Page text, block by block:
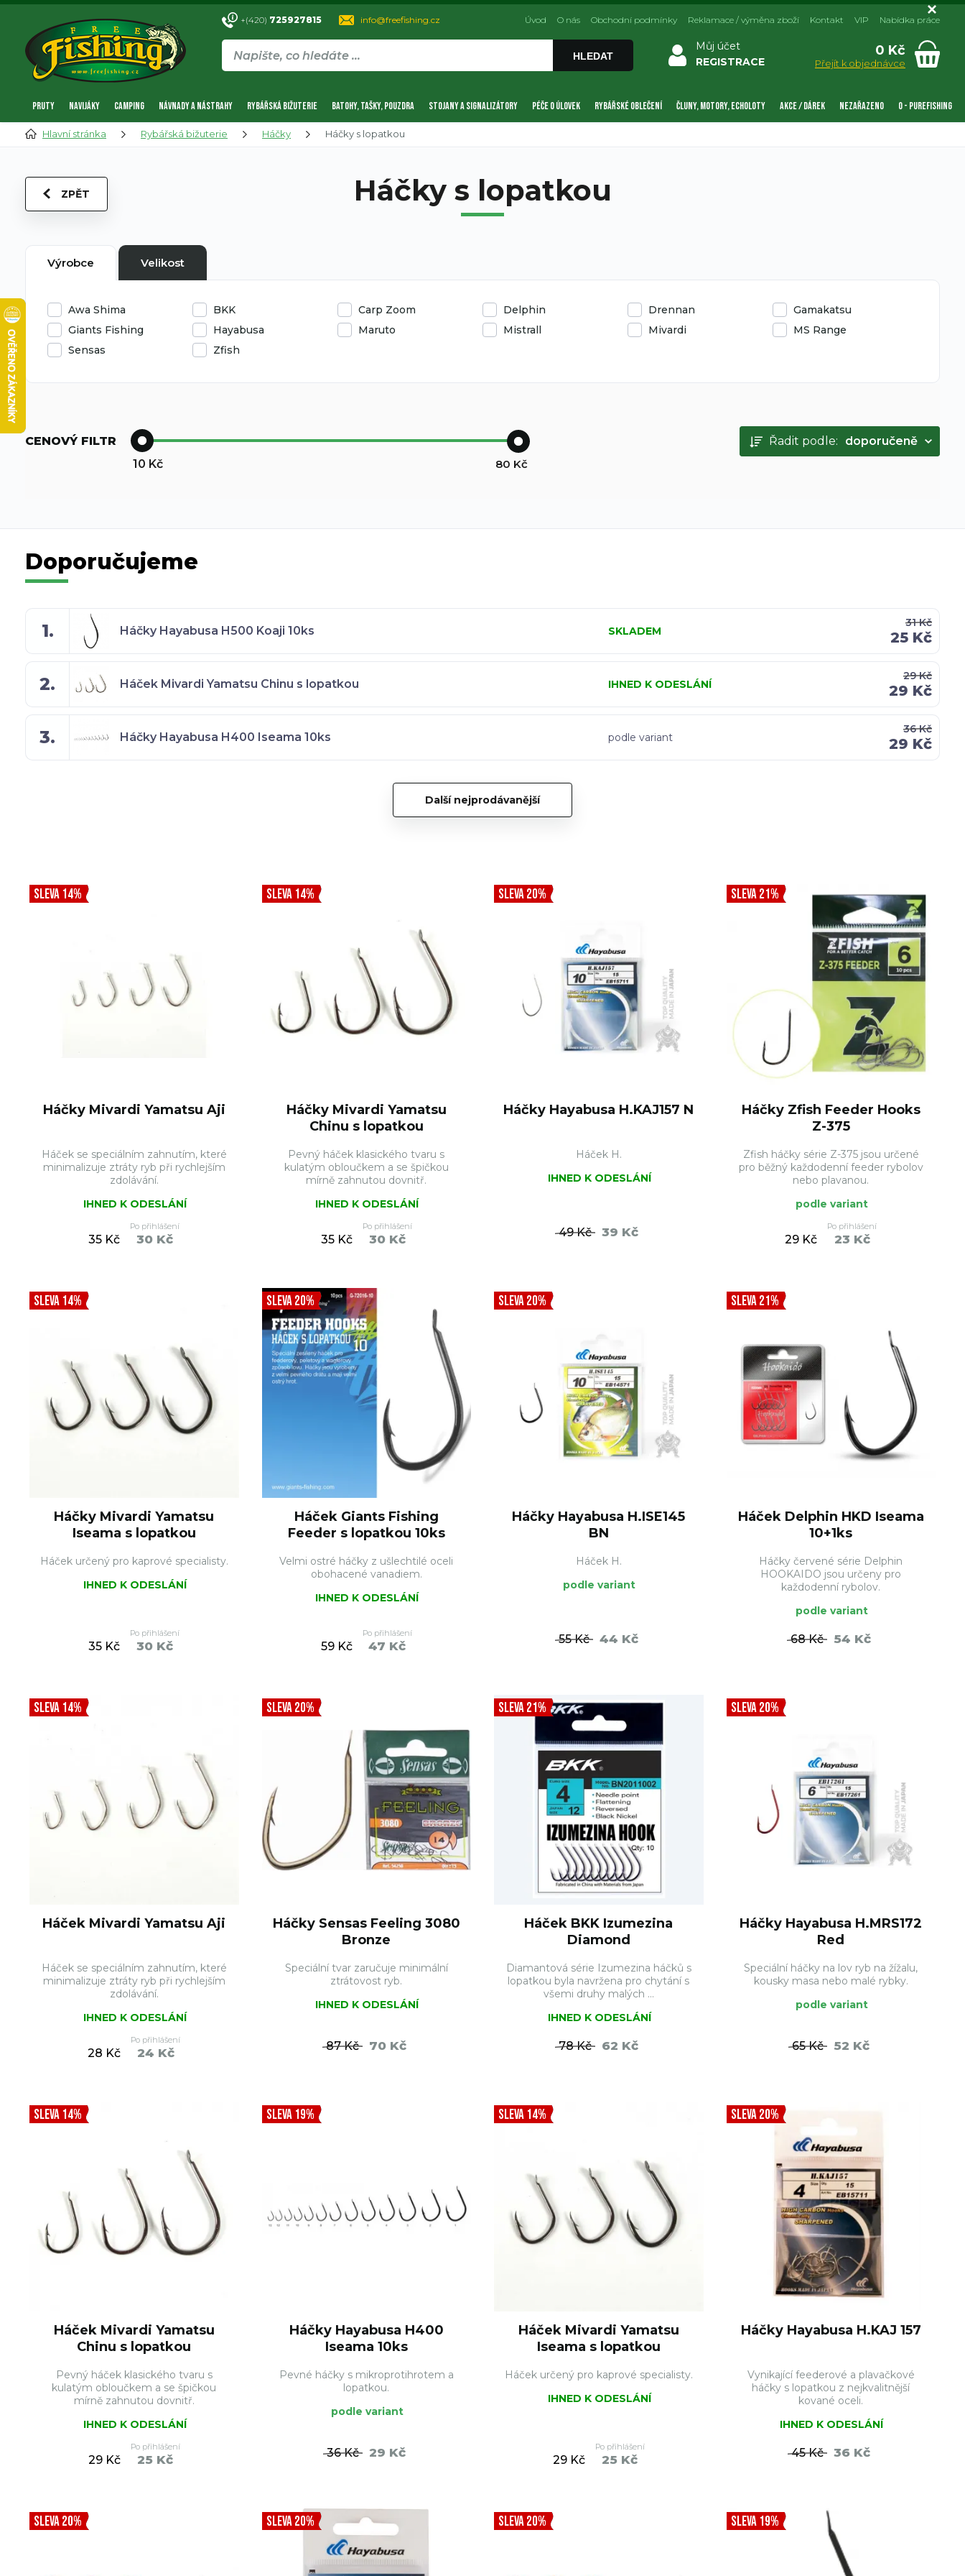
+(420) 725927815 info@freefishing.cz
HLEDAT
Můj účet
REGISTRACE
0 Kč
Přejít k objednávce
Úvod O nás Obchodní podmínky Reklamace / výměna zboží Kontakt VIP Nabídka práce
PRUTY NAVIJÁKY CAMPING NÁVNADY A NÁSTRAHY RYBÁŘSKÁ BIŽUTERIE BATOHY, TAŠKY, POUZDRA STOJANY A SIGNALIZÁTORY PÉČE O ÚLOVEK RYBÁŘSKÉ OBLEČENÍ ČLUNY, MOTORY, ECHOLOTY AKCE / DÁREK NEZAŘAZENO 0 - PUREFISHING
Hlavní stránka Rybářská bižuterie Háčky Háčky s lopatkou
ZPĚT Háčky s lopatkou
Výrobce Velikost
Awa Shima BKK Carp Zoom Delphin Drennan
Gamakatsu
Giants Fishing
Hayabusa Maruto Mistrall Mivardi
MS Range
Sensas
Zfish
CENOVÝ FILTR
10 Kč 80 Kč
Řadit podle: doporučeně
Doporučujeme
1. Háčky Hayabusa H500 Koaji 10ks SKLADEM
31 Kč
25 Kč
2. Háček Mivardi Yamatsu Chinu s lopatkou IHNED K ODESLÁNÍ
29 Kč
29 Kč
3. Háčky Hayabusa H400 Iseama 10ks podle variant
36 Kč
29 Kč
Další nejprodávanější
SLEVA 14%
Háčky Mivardi Yamatsu Aji
Háček se speciálním zahnutím, které
minimalizuje ztráty ryb při rychlejším
zdolávání.
IHNED K ODESLÁNÍ
35 Kč
Po přihlášení
30 Kč
SLEVA 14%
Háčky Mivardi Yamatsu
Chinu s lopatkou
Pevný háček klasického tvaru s
kulatým obloučkem a se špičkou
mírně zahnutou dovnitř.
IHNED K ODESLÁNÍ
35 Kč
Po přihlášení
30 Kč
SLEVA 20%
Háčky Hayabusa H.KAJ157 N
Háček H.
IHNED K ODESLÁNÍ
49 Kč 39 Kč
SLEVA 21%
Háčky Zfish Feeder Hooks
Z-375
Zfish háčky série Z-375 jsou určené
pro běžný každodenní feeder rybolov
nebo plavanou.
podle variant
29 Kč
Po přihlášení
23 Kč
SLEVA 14%
Háčky Mivardi Yamatsu
Iseama s lopatkou
Háček určený pro kaprové specialisty.
IHNED K ODESLÁNÍ
35 Kč
Po přihlášení
30 Kč
SLEVA 20%
Háček Giants Fishing
Feeder s lopatkou 10ks
Velmi ostré háčky z ušlechtilé oceli
obohacené vanadiem.
IHNED K ODESLÁNÍ
59 Kč
Po přihlášení
47 Kč
SLEVA 20%
Háčky Hayabusa H.ISE145
BN
Háček H.
podle variant
55 Kč 44 Kč
SLEVA 21%
Háček Delphin HKD Iseama
10+1ks
Háčky červené série Delphin
HOOKAIDO jsou určeny pro
každodenní rybolov.
podle variant
68 Kč 54 Kč
SLEVA 14%
Háček Mivardi Yamatsu Aji
Háček se speciálním zahnutím, které
minimalizuje ztráty ryb při rychlejším
zdolávání.
IHNED K ODESLÁNÍ
28 Kč
Po přihlášení
24 Kč
SLEVA 20%
Háčky Sensas Feeling 3080
Bronze
Speciální tvar zaručuje minimální
ztrátovost ryb.
IHNED K ODESLÁNÍ
87 Kč 70 Kč
SLEVA 21%
Háček BKK Izumezina
Diamond
Diamantová série Izumezina háčků s
lopatkou byla navržena pro chytání s
všemi druhy malých ...
IHNED K ODESLÁNÍ
78 Kč 62 Kč
SLEVA 20%
Háčky Hayabusa H.MRS172
Red
Speciální háčky na lov ryb na žížalu,
kousky masa nebo malé rybky.
podle variant
65 Kč 52 Kč
SLEVA 14%
Háček Mivardi Yamatsu
Chinu s lopatkou
Pevný háček klasického tvaru s
kulatým obloučkem a se špičkou
mírně zahnutou dovnitř.
IHNED K ODESLÁNÍ
29 Kč
Po přihlášení
25 Kč
SLEVA 19%
Háčky Hayabusa H400
Iseama 10ks
Pevné háčky s mikroprotihrotem a
lopatkou.
podle variant
36 Kč 29 Kč
SLEVA 14%
Háček Mivardi Yamatsu
Iseama s lopatkou
Háček určený pro kaprové specialisty.
IHNED K ODESLÁNÍ
29 Kč
Po přihlášení
25 Kč
SLEVA 20%
Háčky Hayabusa H.KAJ 157
Vynikající feederové a plavačkové
háčky s lopatkou z nejkvalitnější
kované oceli.
IHNED K ODESLÁNÍ
45 Kč 36 Kč
SLEVA 20% SLEVA 20% SLEVA 20% SLEVA 19%